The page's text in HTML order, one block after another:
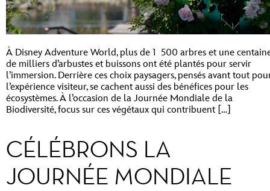
À Disney Adventure World, plus de 1 500 arbres et une
de milliers d’arbustes et buissons ont été plantés pour servir
l’immersion. Derrière ces choix paysagers, pensés avant tout
l’expérience visiteur, se cachent aussi des bénéfices pour les
écosystèmes. À l’occasion de la Journée Mondiale de la
Biodiversité, focus sur ces végétaux qui contribuent […]
CÉLÉBRONS LA
JOURNÉE MONDIALE